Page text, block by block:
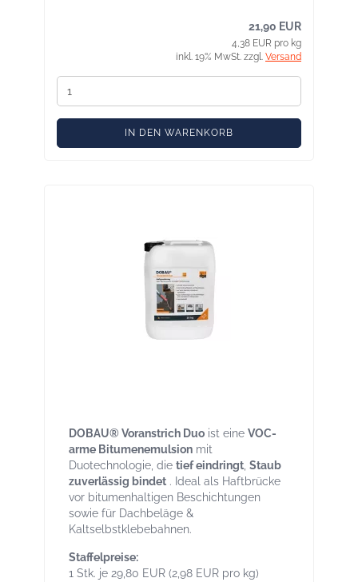
21,90 EUR
4,38 EUR pro kg
inkl. 19% MwSt. zzgl. Versand
IN DEN WARENKORB
DOBAU® Voranstrich Duo ist eine VOC-
arme Bitumenemulsion mit
Duotechnologie, die tief eindringt Staub
zuverlässig bindet . Ideal als Haftbrücke
vor bitumenhaltigen Beschichtungen
sowie für Dachbeläge &
Kaltselbstklebebahnen.
Staffelpreise:
1 Stk. je 29,80 EUR (2,98 EUR pro kg)